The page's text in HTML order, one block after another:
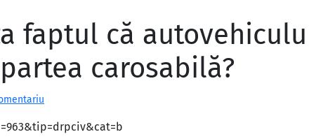
faptul că
carosabilă?